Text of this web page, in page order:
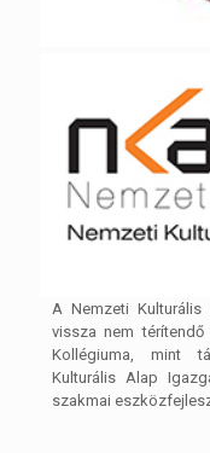
A Nemzeti
vissza nem térítendő
Kollégiuma, mint
Kulturális Alap
szakmai